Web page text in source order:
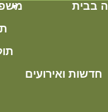
בבית
חדשות ואירועים